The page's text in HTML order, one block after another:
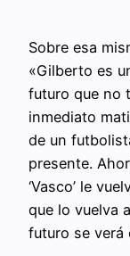
Sobre esa
«Gilberto es
futuro que no
inmediato
de un
presente.
‘Vasco’ le
que lo vuelva
futuro se verá